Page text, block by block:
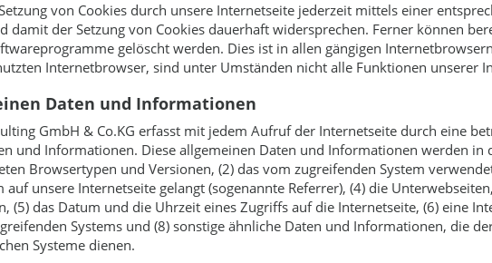
von Cookies durch unsere Internetseite jederzeit mittels einer
der Setzung von Cookies dauerhaft widersprechen. Ferner können
gelöscht werden. Dies ist in allen gängigen
Internetbrowser, sind unter Umständen nicht alle Funktionen unserer
Daten und Informationen
GmbH & Co.KG erfasst mit jedem Aufruf der Internetseite durch eine
und Informationen. Diese allgemeinen Daten und Informationen werden in
Browsertypen und Versionen, (2) das vom zugreifenden System
auf unsere Internetseite gelangt (sogenannte Referrer), (4) die
(5) das Datum und die Uhrzeit eines Zugriffs auf die Internetseite, (6) eine
Systems und (8) sonstige ähnliche Daten und Informationen, die
Systeme dienen.